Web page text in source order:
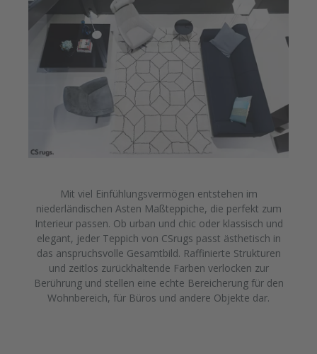
Mit viel Einfühlungsvermögen entstehen im
niederländischen Asten Maßteppiche, die perfekt zum
Interieur passen. Ob urban und chic oder klassisch und
elegant, jeder Teppich von CSrugs passt ästhetisch in
das anspruchsvolle Gesamtbild. Raffinierte Strukturen
und zeitlos zurückhaltende Farben verlocken zur
Berührung und stellen eine echte Bereicherung für den
Wohnbereich, für Büros und andere Objekte dar.